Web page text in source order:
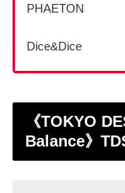
PHAETON
Dice&Dice
《TOKYO
Balance》